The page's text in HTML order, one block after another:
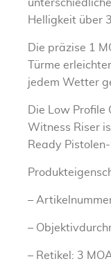
Helligkeit über
Die präzise 1
Türme
jedem Wetter
Die Low
Witness Riser
Ready Pistolen-
–
–
– Retikel: 3